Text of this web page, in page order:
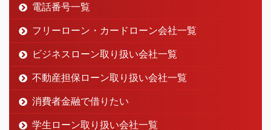
電話番号一覧
フリーローン・カードローン会社一覧
ビジネスローン取り扱い会社一覧
不動産担保ローン取り扱い会社一覧
消費者金融で借りたい
学生ローン取り扱い会社一覧